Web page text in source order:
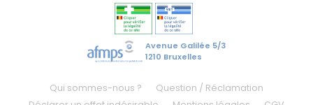
Avenue Galilée 5/3
1210 Bruxelles
Qui sommes-nous ?
Question / Réclamation